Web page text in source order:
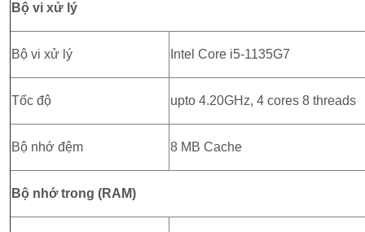
Bộ vi xử lý
Bộ vi xử lý Intel Core i5-1135G7
Tốc độ upto 4.20GHz, 4 cores 8 threads
Bộ nhớ đệm 8 MB Cache
Bộ nhớ trong (RAM)